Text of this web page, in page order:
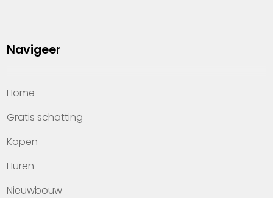
Navigeer
Home
Gratis schatting
Kopen
Huren
Nieuwbouw